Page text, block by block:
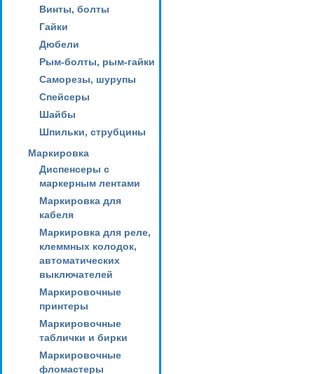
Винты, болты
Гайки
Дюбели
Рым-болты, рым-гайки
Саморезы, шурупы
Спейсеры
Шайбы
Шпильки, струбцины
Маркировка
Диспенсеры с
маркерным лентами
Маркировка для
кабеля
Маркировка для реле,
клеммных колодок,
автоматических
выключателей
Маркировочные
принтеры
Маркировочные
таблички и бирки
Маркировочные
фломастеры